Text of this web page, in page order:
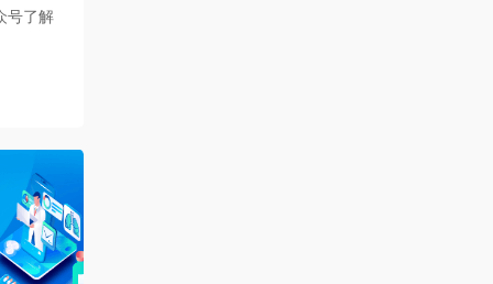
号了解